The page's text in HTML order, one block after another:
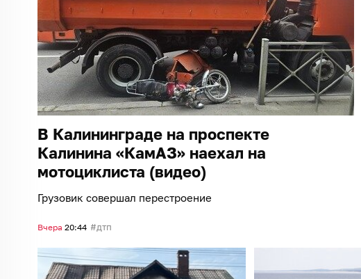
В Калининграде на проспекте
Калинина «КамАЗ» наехал на
мотоциклиста (видео)
Грузовик совершал перестроение
Вчера 20:44 дтп